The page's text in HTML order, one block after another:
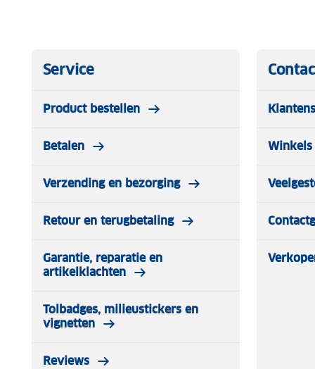
Service
Product bestellen
Betalen
Verzending en bezorging
Retour en terugbetaling
Garantie, reparatie en
artikelklachten
Tolbadges, milieustickers en
vignetten
Reviews